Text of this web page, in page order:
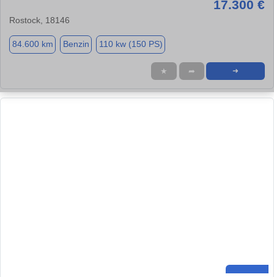
17.300 €
Rostock, 18146
84.600 km Benzin 110 kw (150 PS)
★ ➦ ➜